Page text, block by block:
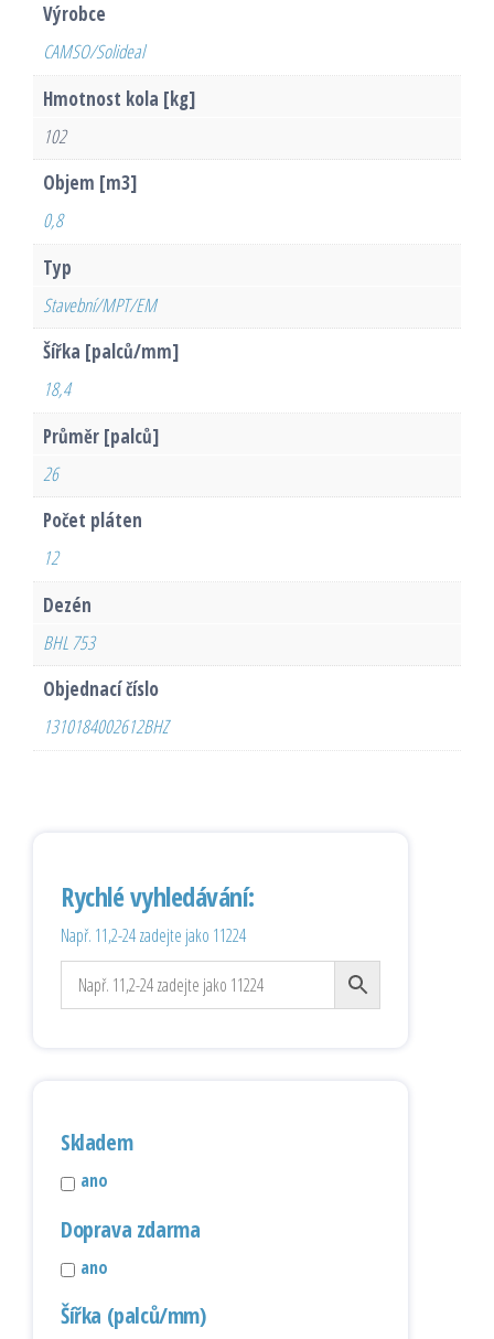
Výrobce
CAMSO/Solideal
Hmotnost kola [kg]
102
Objem [m3]
0,8
Typ
Stavební/MPT/EM
Šířka [palců/mm]
18,4
Průměr [palců]
26
Počet pláten
12
Dezén
BHL 753
Objednací číslo
1310184002612BHZ
Rychlé vyhledávání:
Např. 11,2-24 zadejte jako 11224
Skladem
ano
Doprava zdarma
ano
Šířka (palců/mm)